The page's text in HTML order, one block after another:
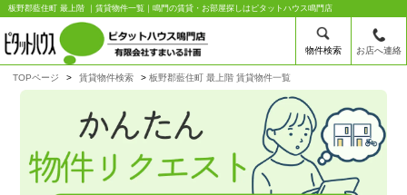
板野郡藍住町 最上階 ｜賃貸物件一覧｜鳴門の賃貸・お部屋探しはピタットハウス鳴門店
物件検索 お店へ連絡
TOPページ 賃貸物件検索 板野郡藍住町 最上階 賃貸物件一覧